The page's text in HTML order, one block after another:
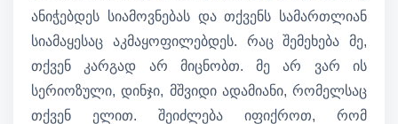
ანიჭებდეს სიამოვნებას და თქვენს სამართლიან
სიამაყესაც აკმაყოფილებდეს. რაც შემეხება მე,
თქვენ კარგად არ მიცნობთ. მე არ ვარ ის
სერიოზული, დინჯი, მშვიდი ადამიანი, რომელსაც
თქვენ ელით. შეიძლება იფიქროთ, რომ